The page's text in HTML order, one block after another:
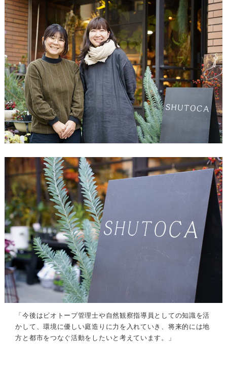
「今後はビオトープ管理士や自然観察指導員としての知識を活
かして、環境に優しい庭造りに力を入れていき、将来的には地
方と都市をつなぐ活動をしたいと考えています。」